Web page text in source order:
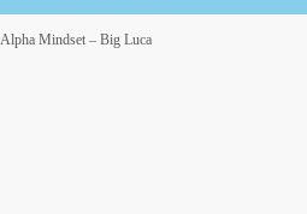
Alpha Mindset – Big Luca